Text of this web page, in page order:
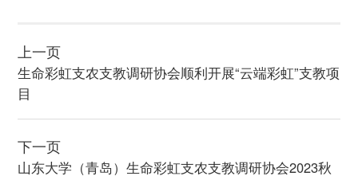
上一页
生命彩虹支农支教调研协会顺利开展“云端彩虹”支教项
目
下一页
山东大学（青岛）生命彩虹支农支教调研协会2023秋